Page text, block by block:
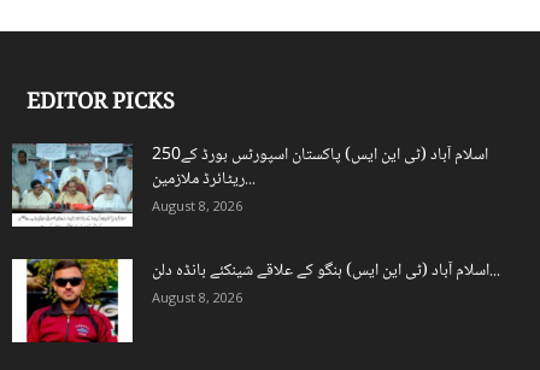
EDITOR PICKS
اسلام آباد (ٹی این ایس) پاکستان اسپورٹس بورڈ کے250
ریٹائرڈ ملازمین...
August 8, 2026
اسلام آباد (ٹی این ایس) ہنگو کے علاقے شینکئے بانڈہ دلن...
August 8, 2026